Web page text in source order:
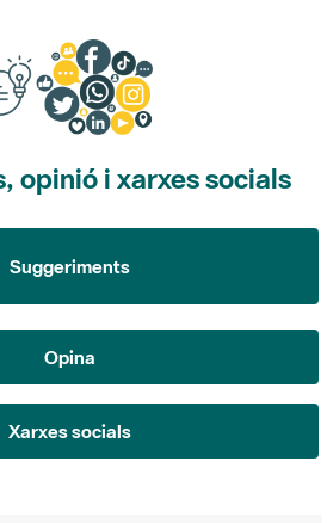
opinió i xarxes socials
Suggeriments
Opina
Xarxes socials